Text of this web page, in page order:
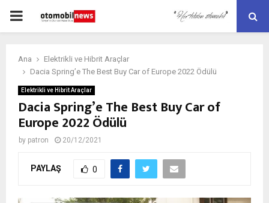
PRIMARY
Ana
Elektrikli ve Hibrit Araçlar
Dacia Spring’e The Best Buy Car of Europe 2022 Ödülü
Elektrikli ve Hibrit Araçlar
Dacia Spring’e The Best Buy Car of
Europe 2022 Ödülü
by patron 20/12/2021
PAYLAŞ 0